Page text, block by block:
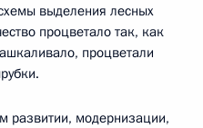
выделения лесных
процветало так, как
процветали
развитии, модернизации,